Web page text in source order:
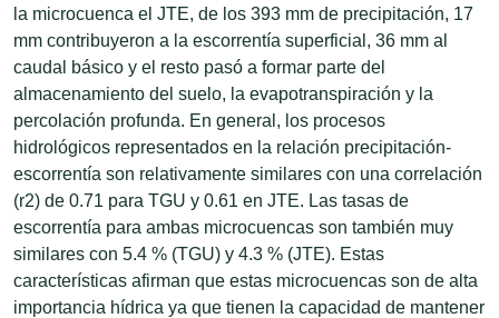
la microcuenca el JTE, de los 393 mm de precipitación, 17
mm contribuyeron a la escorrentía superficial, 36 mm al
caudal básico y el resto pasó a formar parte del
almacenamiento del suelo, la evapotranspiración y la
percolación profunda. En general, los procesos
hidrológicos representados en la relación precipitación-
escorrentía son relativamente similares con una correlación
(r2) de 0.71 para TGU y 0.61 en JTE. Las tasas de
escorrentía para ambas microcuencas son también muy
similares con 5.4 % (TGU) y 4.3 % (JTE). Estas
características afirman que estas microcuencas son de alta
importancia hídrica ya que tienen la capacidad de mantener